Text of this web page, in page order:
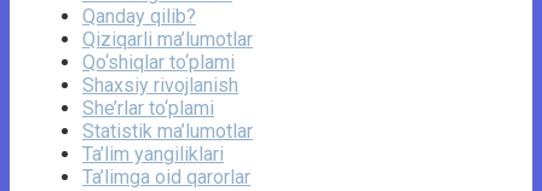
Qanday qilib?
Qiziqarli ma’lumotlar
Qo‘shiqlar to‘plami
Shaxsiy rivojlanish
She’rlar to‘plami
Statistik ma’lumotlar
Ta’lim yangiliklari
Ta’limga oid qarorlar